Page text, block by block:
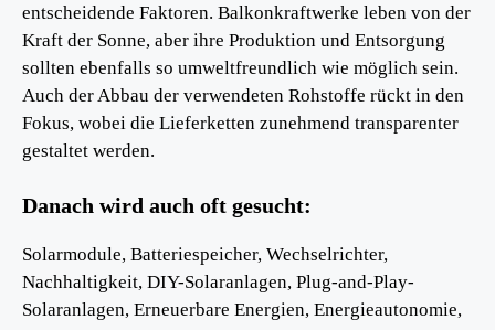
entscheidende Faktoren. Balkonkraftwerke leben von der
Kraft der Sonne, aber ihre Produktion und Entsorgung
sollten ebenfalls so umweltfreundlich wie möglich sein.
Auch der Abbau der verwendeten Rohstoffe rückt in den
Fokus, wobei die Lieferketten zunehmend transparenter
gestaltet werden.
Danach wird auch oft gesucht:
Solarmodule, Batteriespeicher, Wechselrichter,
Nachhaltigkeit, DIY-Solaranlagen, Plug-and-Play-
Solaranlagen, Erneuerbare Energien, Energieautonomie,